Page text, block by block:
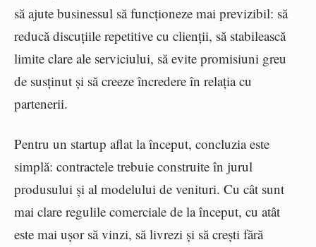
să ajute businessul să funcționeze mai previzibil: să
reducă discuțiile repetitive cu clienții, să stabilească
limite clare ale serviciului, să evite promisiuni greu
de susținut și să creeze încredere în relația cu
partenerii.
Pentru un startup aflat la început, concluzia este
simplă: contractele trebuie construite în jurul
produsului și al modelului de venituri. Cu cât sunt
mai clare regulile comerciale de la început, cu atât
este mai ușor să vinzi, să livrezi și să crești fără